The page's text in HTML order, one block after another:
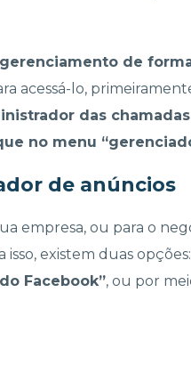
de
acessá-lo,
das chamadas
no menu
de anúncios
empresa, ou para o
isso, existem duas
Facebook”, ou por